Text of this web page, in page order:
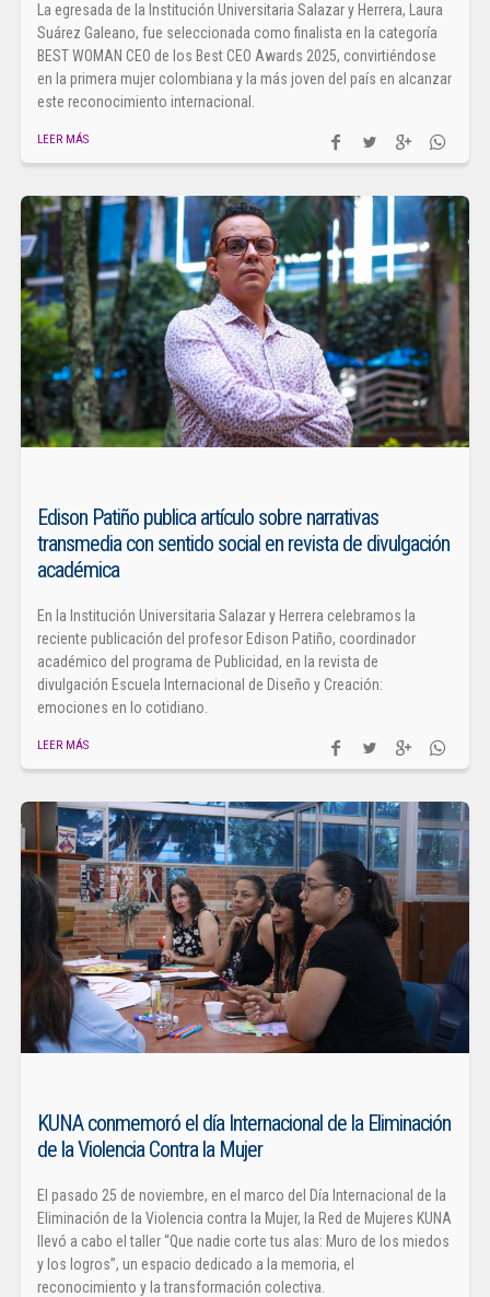
La egresada de la Institución Universitaria Salazar y Herrera, Laura
Suárez Galeano, fue seleccionada como finalista en la categoría
BEST WOMAN CEO de los Best CEO Awards 2025, convirtiéndose
en la primera mujer colombiana y la más joven del país en alcanzar
este reconocimiento internacional.
LEER MÁS
Edison Patiño publica artículo sobre narrativas
transmedia con sentido social en revista de divulgación
académica
En la Institución Universitaria Salazar y Herrera celebramos la
reciente publicación del profesor Edison Patiño, coordinador
académico del programa de Publicidad, en la revista de
divulgación Escuela Internacional de Diseño y Creación:
emociones en lo cotidiano.
LEER MÁS
KUNA conmemoró el día Internacional de la Eliminación
de la Violencia Contra la Mujer
El pasado 25 de noviembre, en el marco del Día Internacional de la
Eliminación de la Violencia contra la Mujer, la Red de Mujeres KUNA
llevó a cabo el taller “Que nadie corte tus alas: Muro de los miedos
y los logros”, un espacio dedicado a la memoria, el
reconocimiento y la transformación colectiva.